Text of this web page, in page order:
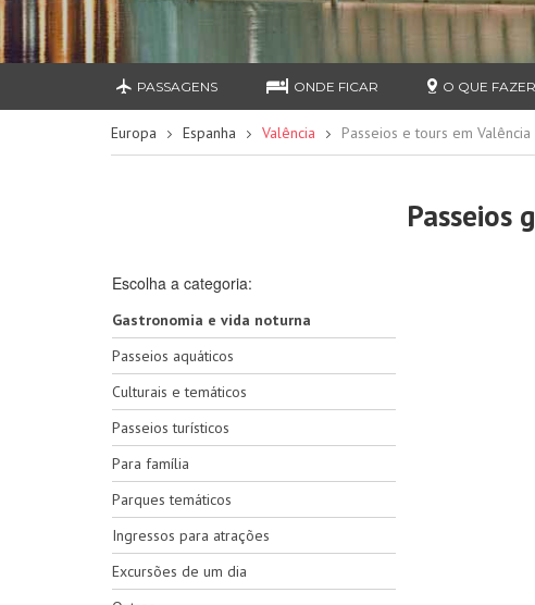
PASSAGENS ONDE FICAR O QUE FAZER
Europa Espanha Valência Passeios e tours em Valência
Passeios
Escolha a categoria:
Gastronomia e vida noturna
Passeios aquáticos
Culturais e temáticos
Passeios turísticos
Para família
Parques temáticos
Ingressos para atrações
Excursões de um dia